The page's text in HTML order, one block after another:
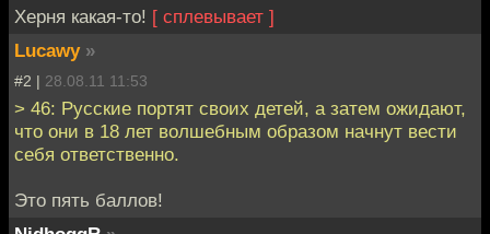
Херня какая-то! [ сплевывает ]
Lucawy »
#2 | 28.08.11 11:53
> 46: Русские портят своих детей, а затем ожидают,
что они в 18 лет волшебным образом начнут вести
себя ответственно.
Это пять баллов!